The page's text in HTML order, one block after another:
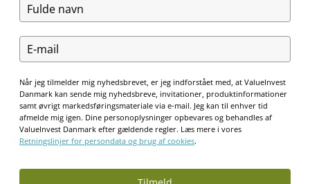
Når jeg tilmelder mig nyhedsbrevet, er jeg indforstået med, at ValueInvest
Danmark kan sende mig nyhedsbreve, invitationer, produktinformationer
samt øvrigt markedsføringsmateriale via e-mail. Jeg kan til enhver tid
afmelde mig igen. Dine personoplysninger opbevares og behandles af
ValueInvest Danmark efter gældende regler. Læs mere i vores
Retningslinjer for persondata og brug af cookies.